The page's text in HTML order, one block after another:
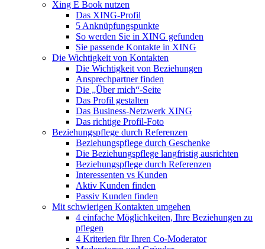
Xing E Book nutzen
Das XING-Profil
5 Anknüpfungspunkte
So werden Sie in XING gefunden
Sie passende Kontakte in XING
Die Wichtigkeit von Kontakten
Die Wichtigkeit von Beziehungen
Ansprechpartner finden
Die „Über mich“-Seite
Das Profil gestalten
Das Business-Netzwerk XING
Das richtige Profil-Foto
Beziehungspflege durch Referenzen
Beziehungspflege durch Geschenke
Die Beziehungspflege langfristig ausrichten
Beziehungspflege durch Referenzen
Interessenten vs Kunden
Aktiv Kunden finden
Passiv Kunden finden
Mit schwierigen Kontakten umgehen
4 einfache Möglichkeiten, Ihre Beziehungen zu
pflegen
4 Kriterien für Ihren Co-Moderator